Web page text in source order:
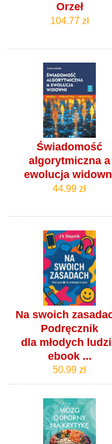
Orzeł
104.77 zł
Świadomość
algorytmiczna a
ewolucja
44.99 zł
Na swoich
Podręcznik
dla młodych
ebook ...
50.99 zł